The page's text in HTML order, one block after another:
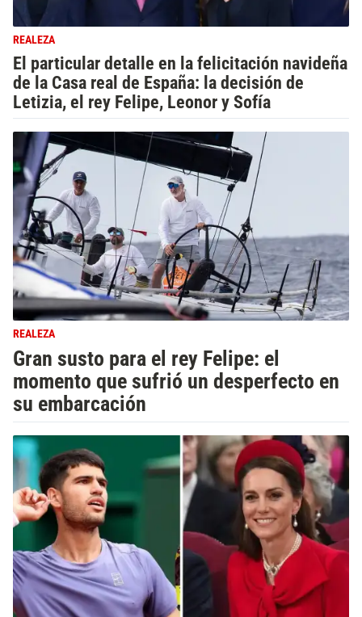
REALEZA
El particular detalle en la felicitación navideña
de la Casa real de España: la decisión de
Letizia, el rey Felipe, Leonor y Sofía
REALEZA
Gran susto para el rey Felipe: el
momento que sufrió un desperfecto en
su embarcación